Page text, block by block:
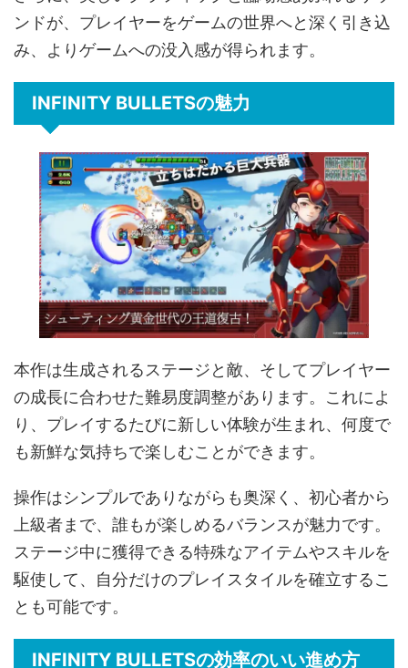
ンドが、プレイヤーをゲームの世界へと深く引き込
み、よりゲームへの没入感が得られます。
INFINITY BULLETSの魅力
本作は生成されるステージと敵、そしてプレイヤー
の成長に合わせた難易度調整があります。これによ
り、プレイするたびに新しい体験が生まれ、何度で
も新鮮な気持ちで楽しむことができます。
操作はシンプルでありながらも奥深く、初心者から
上級者まで、誰もが楽しめるバランスが魅力です。
ステージ中に獲得できる特殊なアイテムやスキルを
駆使して、自分だけのプレイスタイルを確立するこ
とも可能です。
INFINITY BULLETSの効率のいい進め方